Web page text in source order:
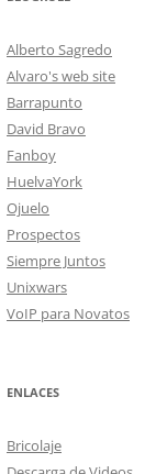
Alberto Sagredo
Alvaro's web site
Barrapunto
David Bravo
Fanboy
HuelvaYork
Ojuelo
Prospectos
Siempre Juntos
Unixwars
VoIP para Novatos
ENLACES
Bricolaje